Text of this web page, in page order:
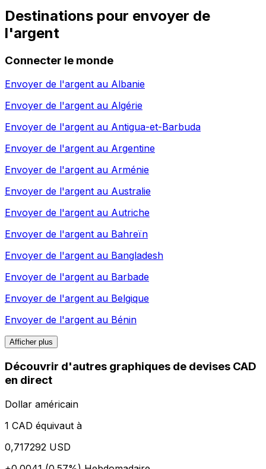
Destinations pour envoyer de
l'argent
Connecter le monde
Envoyer de l'argent au Albanie
Envoyer de l'argent au Algérie
Envoyer de l'argent au Antigua-et-Barbuda
Envoyer de l'argent au Argentine
Envoyer de l'argent au Arménie
Envoyer de l'argent au Australie
Envoyer de l'argent au Autriche
Envoyer de l'argent au Bahreïn
Envoyer de l'argent au Bangladesh
Envoyer de l'argent au Barbade
Envoyer de l'argent au Belgique
Envoyer de l'argent au Bénin
Afficher plus
Découvrir d'autres graphiques de devises CAD
en direct
Dollar américain
1 CAD équivaut à
0,717292 USD